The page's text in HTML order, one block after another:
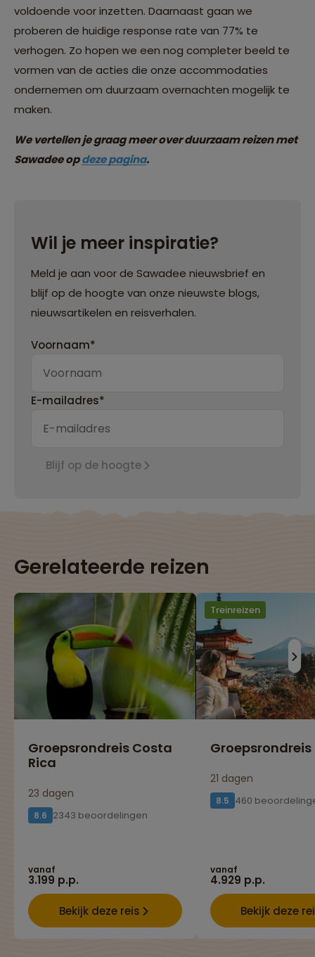
voldoende voor inzetten. Daarnaast gaan we
proberen de huidige response rate van 77% te
verhogen. Zo hopen we een nog completer beeld te
vormen van de acties die onze accommodaties
ondernemen om duurzaam overnachten mogelijk te
maken.
We vertellen je graag meer over duurzaam reizen met
Sawadee opdeze pagina.
Wil je meer inspiratie?
Meld je aan voor de Sawadee nieuwsbrief en
blijf op de hoogte van onze nieuwste blogs,
nieuwsartikelen en reisverhalen.
Voornaam*
E-mailadres*
Blijf op de hoogte
Gerelateerde reizen
Groepsrondreis Costa
Rica
23 dagen
8.6 2343 beoordelingen
vanaf
3.199 p.p.
Bekijk deze reis
Treinreizen
21 dagen
8.5 460
vanaf
4.929 p.p.
Bekijk deze